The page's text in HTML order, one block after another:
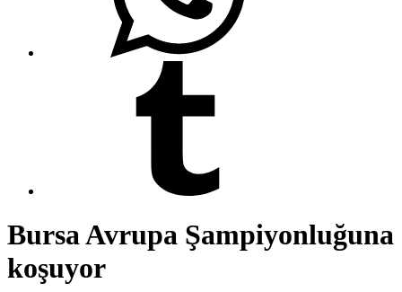
Bursa Avrupa Şampiyonluğuna
koşuyor